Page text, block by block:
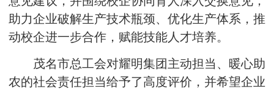
助力企业破解生产技术瓶颈、优化生产体系，推
动校企进一步合作，赋能技能人才培养。
茂名市总工会对耀明集团主动担当、暖心助
农的社会责任担当给予了高度评价，并希望企业